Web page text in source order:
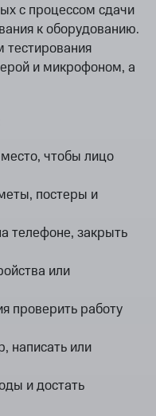
с процессом сдачи
к оборудованию.
тестирования
и микрофоном, а
чтобы лицо
постеры и
телефоне, закрыть
или
проверить работу
написать или
и достать